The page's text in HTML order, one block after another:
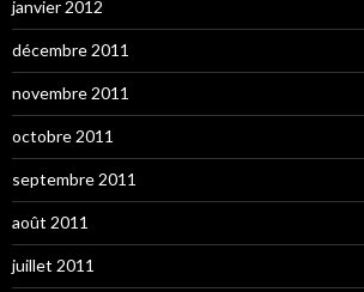
janvier 2012
décembre 2011
novembre 2011
octobre 2011
septembre 2011
août 2011
juillet 2011